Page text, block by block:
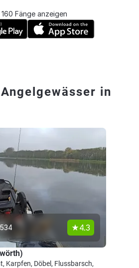
Fänge anzeigen
in
534 4.3
Karpfen, Döbel, Flussbarsch,